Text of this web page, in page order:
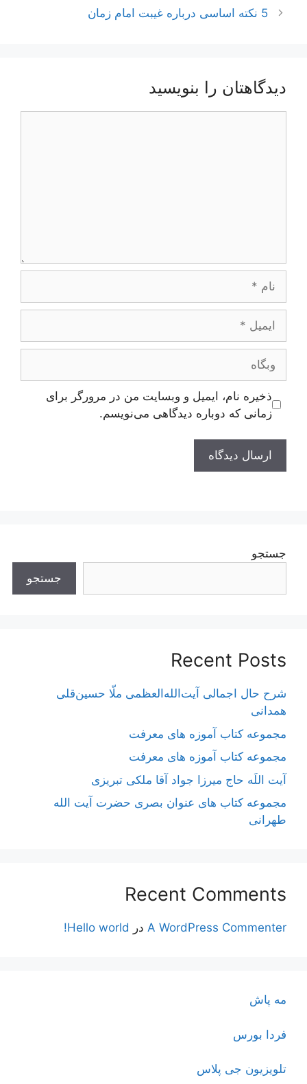
5 نکته اساسی درباره غیبت امام زمان
دیدگاهتان را بنویسید
وبگاه
ذخیره نام، ایمیل و وبسایت من در مرورگر برای
زمانی که دوباره دیدگاهی می‌نویسم.
جستجو
جستجو
Recent Posts
شرح حال اجمالی آیت‌الله‌العظمی ملّا حسین‌قلی
همدانی
مجموعه کتاب آموزه های معرفت
مجموعه کتاب آموزه های معرفت
آیت اللَه حاج میرزا جواد آقا ملکی تبریزی
مجموعه کتاب های عنوان بصری حضرت آیت الله
طهرانی
Recent Comments
A WordPress Commenter در Hello world!
مه پاش
فردا بورس
تلویزیون جی پلاس